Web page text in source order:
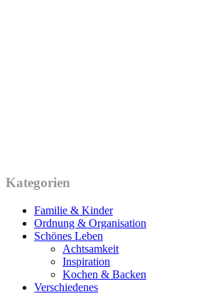
Kategorien
Familie & Kinder
Ordnung & Organisation
Schönes Leben
Achtsamkeit
Inspiration
Kochen & Backen
Verschiedenes